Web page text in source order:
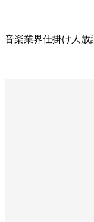
音楽業界仕掛け人放